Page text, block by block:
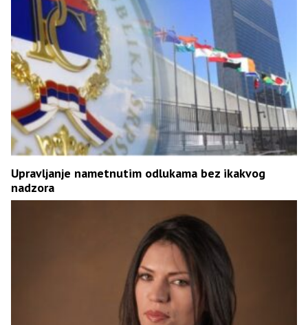
Upravljanje nametnutim odlukama bez ikakvog
nadzora